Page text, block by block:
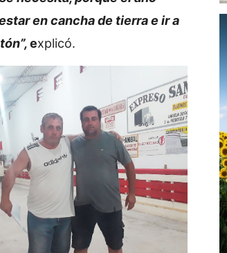
en cancha de tierra e ir a
explicó.